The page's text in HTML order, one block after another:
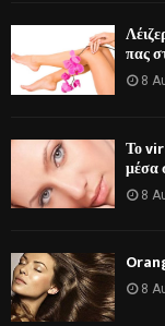
πας
8
Το
μέσα
8
8